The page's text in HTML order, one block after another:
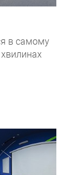
в самому